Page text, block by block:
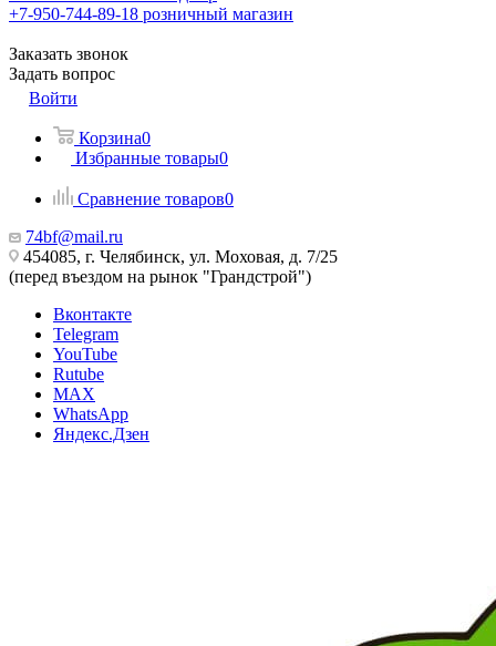
+7-950-744-89-18 розничный магазин
Заказать звонок
Задать вопрос
Войти
Корзина0
Избранные товары0
Сравнение товаров0
74bf@mail.ru
454085, г. Челябинск, ул. Моховая, д. 7/25
(перед въездом на рынок "Грандстрой")
Вконтакте
Telegram
YouTube
Rutube
MAX
WhatsApp
Яндекс.Дзен